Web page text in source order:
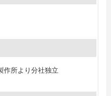
所より分社独立